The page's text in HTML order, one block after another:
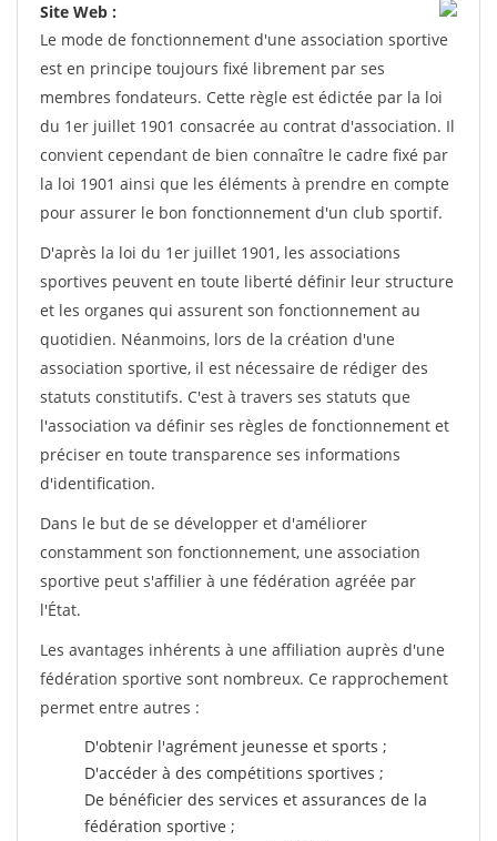
Site Web :
Le mode de fonctionnement d'une association sportive
est en principe toujours fixé librement par ses
membres fondateurs. Cette règle est édictée par la loi
du 1er juillet 1901 consacrée au contrat d'association. Il
convient cependant de bien connaître le cadre fixé par
la loi 1901 ainsi que les éléments à prendre en compte
pour assurer le bon fonctionnement d'un club sportif.
D'après la loi du 1er juillet 1901, les associations
sportives peuvent en toute liberté définir leur structure
et les organes qui assurent son fonctionnement au
quotidien. Néanmoins, lors de la création d'une
association sportive, il est nécessaire de rédiger des
statuts constitutifs. C'est à travers ses statuts que
l'association va définir ses règles de fonctionnement et
préciser en toute transparence ses informations
d'identification.
Dans le but de se développer et d'améliorer
constamment son fonctionnement, une association
sportive peut s'affilier à une fédération agréée par
l'État.
Les avantages inhérents à une affiliation auprès d'une
fédération sportive sont nombreux. Ce rapprochement
permet entre autres :
D'obtenir l'agrément jeunesse et sports ;
D'accéder à des compétitions sportives ;
De bénéficier des services et assurances de la
fédération sportive ;